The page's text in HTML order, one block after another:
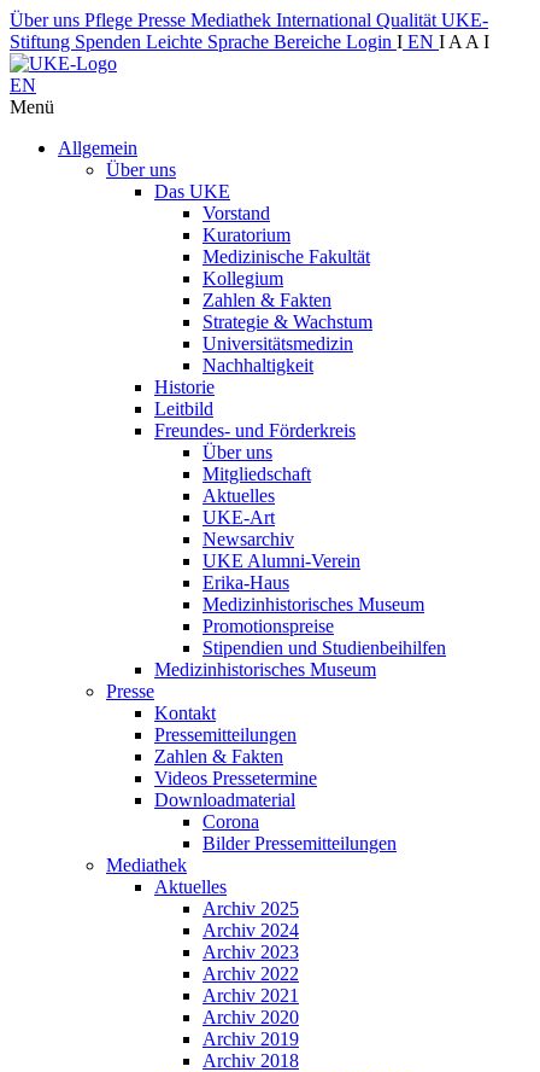
Über uns Pflege Presse Mediathek International Qualität UKE-
Stiftung Spenden Leichte Sprache Bereiche Login I EN I A A I
EN
Menü
Allgemein
Über uns
Das UKE
Vorstand
Kuratorium
Medizinische Fakultät
Kollegium
Zahlen & Fakten
Strategie & Wachstum
Universitätsmedizin
Nachhaltigkeit
Historie
Leitbild
Freundes- und Förderkreis
Über uns
Mitgliedschaft
Aktuelles
UKE-Art
Newsarchiv
UKE Alumni-Verein
Erika-Haus
Medizinhistorisches Museum
Promotionspreise
Stipendien und Studienbeihilfen
Medizinhistorisches Museum
Presse
Kontakt
Pressemitteilungen
Zahlen & Fakten
Videos Pressetermine
Downloadmaterial
Corona
Bilder Pressemitteilungen
Mediathek
Aktuelles
Archiv 2025
Archiv 2024
Archiv 2023
Archiv 2022
Archiv 2021
Archiv 2020
Archiv 2019
Archiv 2018